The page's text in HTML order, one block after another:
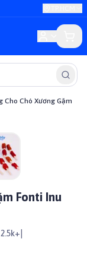
Cho Chó Xương Gặm
Fonti Inu